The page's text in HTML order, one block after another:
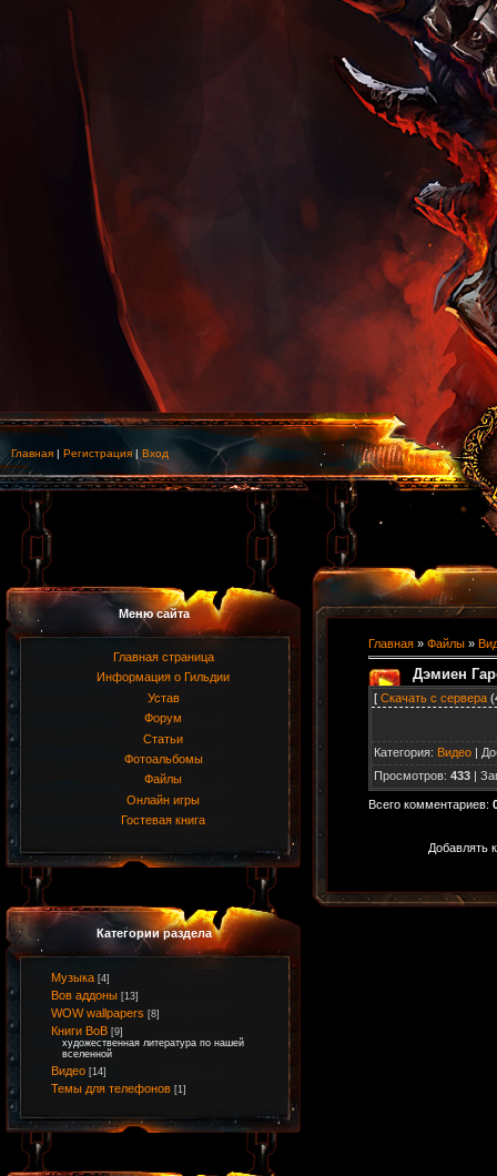
Главная | Регистрация | Вход
Меню сайта
Главная страница
Информация о Гильдии
Устав
Форум
Статьи
Фотоальбомы
Файлы
Онлайн игры
Гостевая книга
Категории раздела
Музыка [4]
Вов аддоны [13]
WOW wallpapers [8]
Книги ВоВ [9]
художественная литература по нашей
вселенной
Видео [14]
Темы для телефонов [1]
Главная » Файлы »
Дэмиен
[ Скачать с сервера
Категория: Видео |
Просмотров: 433 |
Всего комментариев:
Добавлять